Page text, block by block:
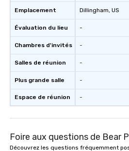
Emplacement
Évaluation du lieu
Chambres d'invités
Salles de réunion
Plus grande salle
Espace de réunion
Dillingham, US
-
-
-
-
-
Foire aux questions de Bear
Découvrez les questions fréquemment